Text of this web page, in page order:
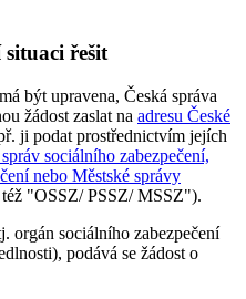
řešit
být upravena, Česká správa
žádost zaslat na adresu České
ji podat prostřednictvím jejích
sociálního zabezpečení,
nebo Městské správy
též "OSSZ/ PSSZ/ MSSZ").
orgán sociálního zabezpečení
podává se žádost o